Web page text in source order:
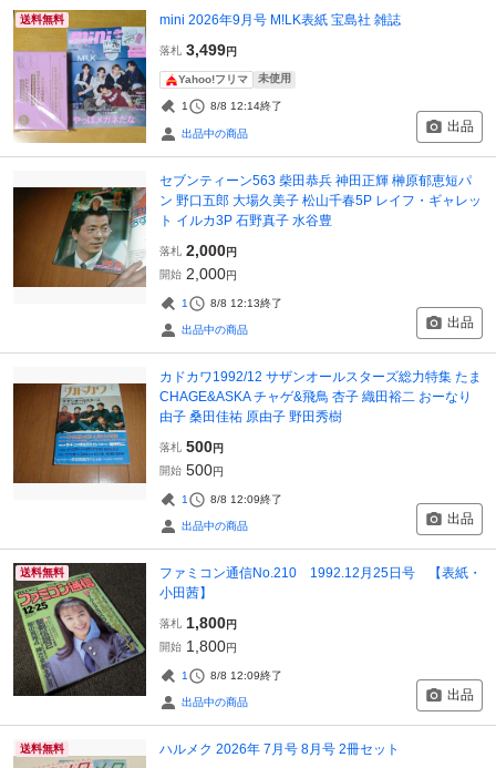
送料無料 mini 2026年9月号 M!LK表紙 宝島社 雑誌
落札 3,499円
Yahoo!フリマ 未使用
1 8/8 12:14終了
出品中の商品 出品
セブンティーン563 柴田恭兵 神田正輝 榊原郁恵短パ
ン 野口五郎 大場久美子 松山千春5P レイフ・ギャレッ
ト イルカ3P 石野真子 水谷豊
落札 2,000円
開始 2,000円
1 8/8 12:13終了
出品中の商品 出品
カドカワ1992/12 サザンオールスターズ総力特集 たま
CHAGE&ASKA チャゲ&飛鳥 杏子 織田裕二 おーなり
由子 桑田佳祐 原由子 野田秀樹
落札 500円
開始 500円
1 8/8 12:09終了
出品中の商品 出品
送料無料
ファミコン通信No.210 1992.12月25日号 【表紙・
小田茜】
落札 1,800円
開始 1,800円
1 8/8 12:09終了
出品中の商品 出品
送料無料 ハルメク 2026年 7月号 8月号 2冊セット